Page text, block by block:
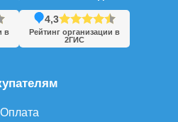
Оплата
в
4,3
Рейтинг организации в
2ГИС